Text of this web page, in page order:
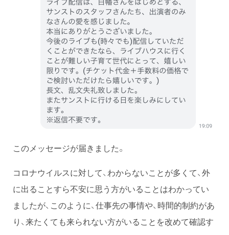
このメッセージが届きました。
コロナウイルスに対して、わからないことが多くて、外
に出ることすら不安に思う方がいることはわかってい
ましたが、このように、仕事先の事情や、時間的制約があ
り、来たくても来られない方がいることを改めて確認す